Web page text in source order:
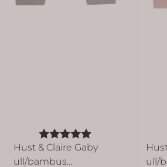
Karakter:
5.0 av 5 mulige
Hust & Claire Gaby
ull/bambus
ull/